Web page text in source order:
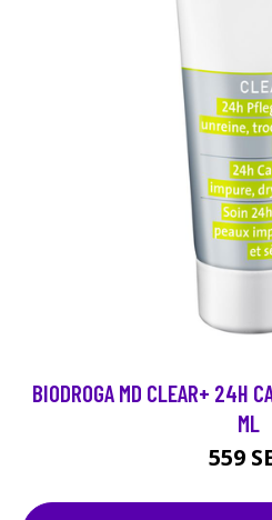
BIODROGA MD CLEAR+ 24H
ML
559